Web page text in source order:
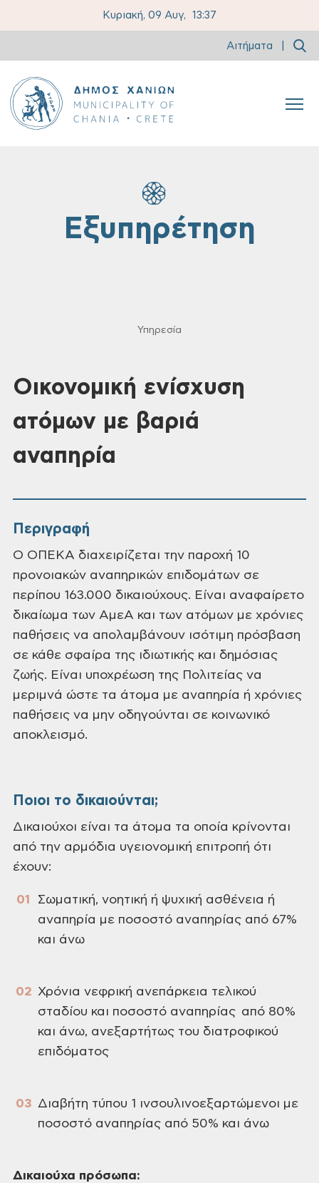
Κυριακή, 09 Αυγ, 13:37
Αιτήματα
Εξυπηρέτηση
Υπηρεσία
Οικονομική ενίσχυση
ατόμων με βαριά
αναπηρία
Περιγραφή
Ο ΟΠΕΚΑ διαχειρίζεται την παροχή 10
προνοιακών αναπηρικών επιδομάτων σε
περίπου 163.000 δικαιούχους. Είναι αναφαίρετο
δικαίωμα των ΑμεΑ και των ατόμων με χρόνιες
παθήσεις να απολαμβάνουν ισότιμη πρόσβαση
σε κάθε σφαίρα της ιδιωτικής και δημόσιας
ζωής. Είναι υποχρέωση της Πολιτείας να
μεριμνά ώστε τα άτομα με αναπηρία ή χρόνιες
παθήσεις να μην οδηγούνται σε κοινωνικό
αποκλεισμό.
Ποιοι το δικαιούνται;
Δικαιούχοι είναι τα άτομα τα οποία κρίνονται
από την αρμόδια υγειονομική επιτροπή ότι
έχουν:
Σωματική, νοητική ή ψυχική ασθένεια ή
αναπηρία με ποσοστό αναπηρίας από 67%
και άνω
Χρόνια νεφρική ανεπάρκεια τελικού
σταδίου και ποσοστό αναπηρίας από 80%
και άνω, ανεξαρτήτως του διατροφικού
επιδόματος
Διαβήτη τύπου 1 ινσουλινοεξαρτώμενοι με
ποσοστό αναπηρίας από 50% και άνω
Δικαιούχα πρόσωπα: